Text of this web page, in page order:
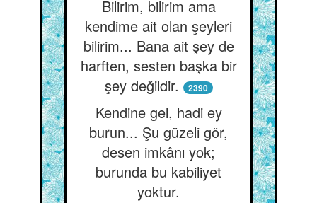
Bilirim, bilirim ama
kendime ait olan şeyleri
bilirim... Bana ait şey de
harften, sesten başka bir
şey değildir.
2390
Kendine gel, hadi ey
burun... Şu güzeli gör,
desen imkânı yok;
burunda bu kabiliyet
yoktur.